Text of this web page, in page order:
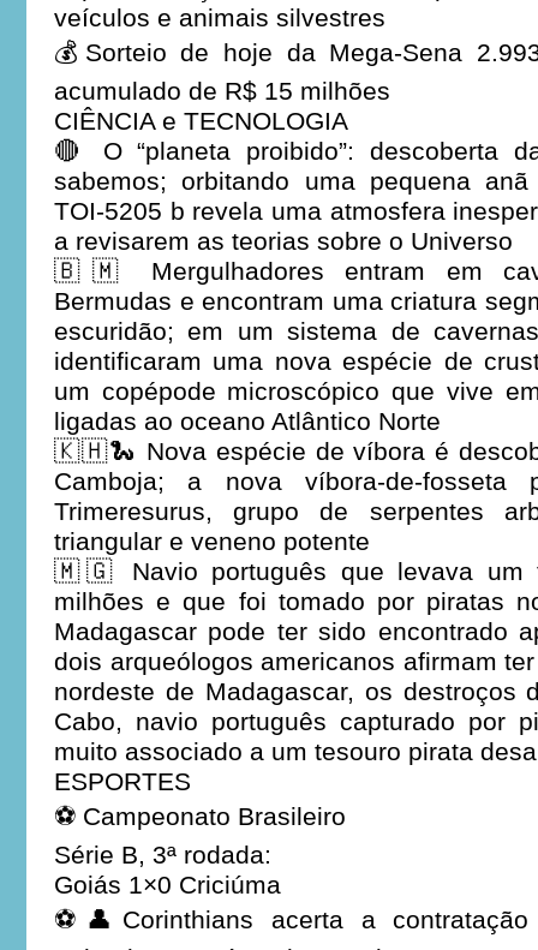
veículos e animais silvestres
💰Sorteio de hoje da Mega-Sena
acumulado de R$ 15 milhões
CIÊNCIA e TECNOLOGIA
🔴 O “planeta proibido”: descoberta
sabemos; orbitando uma pequena
TOI-5205 b revela uma atmosfera
a revisarem as teorias sobre o Universo
🇧🇲 Mergulhadores entram em
Bermudas e encontram uma criatura
escuridão; em um sistema de
identificaram uma nova espécie de
um copépode microscópico que vive
ligadas ao oceano Atlântico Norte
🇰🇭🐍 Nova espécie de víbora é
Camboja; a nova víbora-de-fosseta
Trimeresurus, grupo de serpentes
triangular e veneno potente
🇲🇬 Navio português que levava um
milhões e que foi tomado por piratas
Madagascar pode ter sido encontrado
dois arqueólogos americanos afirmam
nordeste de Madagascar, os destroços
Cabo, navio português capturado por
muito associado a um tesouro pirata
ESPORTES
⚽ Campeonato Brasileiro
Série B, 3ª rodada:
Goiás 1×0 Criciúma
⚽👤Corinthians acerta a